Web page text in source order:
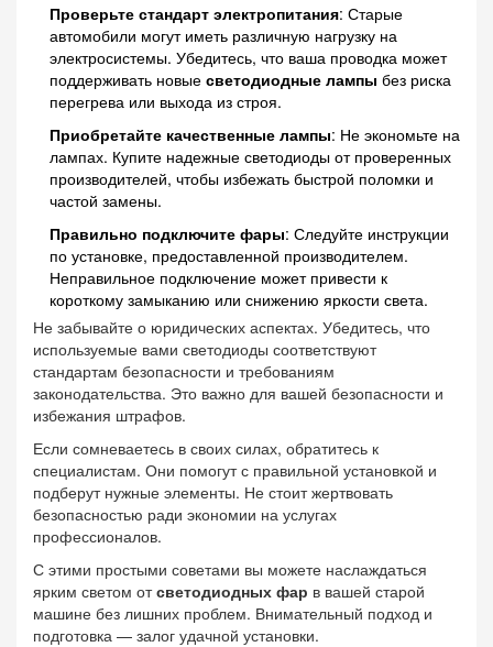
Проверьте стандарт электропитания: Старые
автомобили могут иметь различную нагрузку на
электросистемы. Убедитесь, что ваша проводка может
поддерживать новые светодиодные лампы без риска
перегрева или выхода из строя.
Приобретайте качественные лампы: Не экономьте на
лампах. Купите надежные светодиоды от проверенных
производителей, чтобы избежать быстрой поломки и
частой замены.
Правильно подключите фары: Следуйте инструкции
по установке, предоставленной производителем.
Неправильное подключение может привести к
короткому замыканию или снижению яркости света.
Не забывайте о юридических аспектах. Убедитесь, что
используемые вами светодиоды соответствуют
стандартам безопасности и требованиям
законодательства. Это важно для вашей безопасности и
избежания штрафов.
Если сомневаетесь в своих силах, обратитесь к
специалистам. Они помогут с правильной установкой и
подберут нужные элементы. Не стоит жертвовать
безопасностью ради экономии на услугах
профессионалов.
С этими простыми советами вы можете наслаждаться
ярким светом отсветодиодных фар в вашей старой
машине без лишних проблем. Внимательный подход и
подготовка — залог удачной установки.